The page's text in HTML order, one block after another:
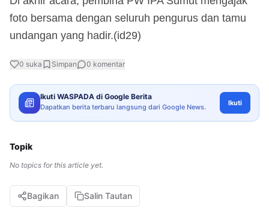
foto bersama dengan seluruh pengurus dan tamu
undangan yang hadir.(id29)
0 suka Simpan 0 komentar
Ikuti WASPADA di Google Berita
Dapatkan berita terbaru langsung dari Google News. Ikuti
Topik
No topics for this article yet.
Bagikan Salin Tautan